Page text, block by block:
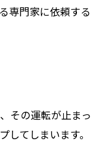
専門家に依頼する
その運転が止まっ
してしまいます。